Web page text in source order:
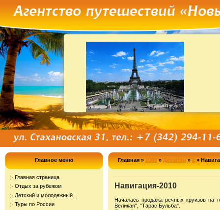
Главное меню
Главная страница
Отдых за рубежом
Детский и молодежный...
Туры по России
Главная » 2009 » Декабрь » 2 »
Навигация-2010
Началась продажа речных круизов на
Великая", "Тарас Бульба".